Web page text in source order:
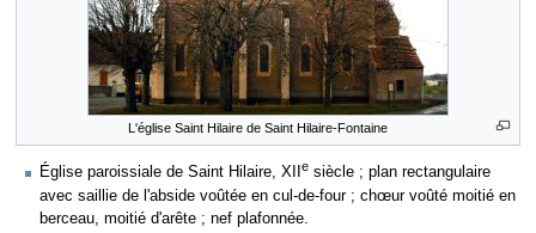
L'église Saint Hilaire de Saint Hilaire-Fontaine
Église paroissiale de Saint Hilaire, XII e siècle ; plan rectangulaire
avec saillie de l'abside voûtée en cul-de-four ; chœur voûté moitié en
berceau, moitié d'arête ; nef plafonnée.